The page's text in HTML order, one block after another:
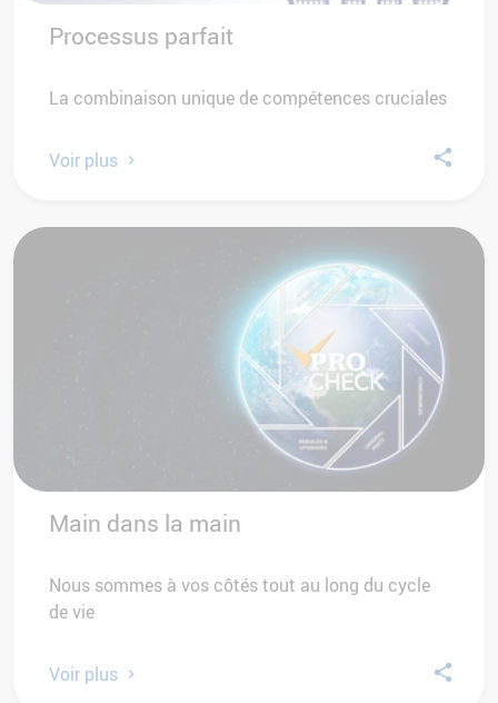
Processus parfait
La combinaison unique de compétences cruciales
Voir plus
Main dans la main
Nous sommes à vos côtés tout au long du cycle
de vie
Voir plus